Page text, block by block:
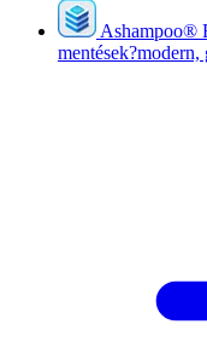
Ashampoo®